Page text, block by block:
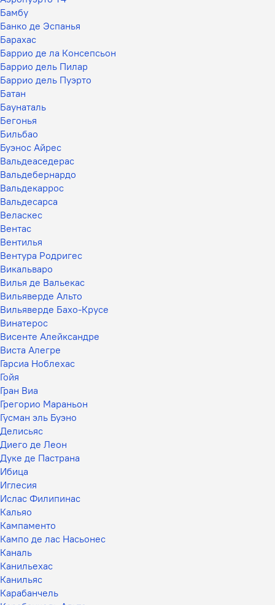
Бамбу
Банко де Эспанья
Барахас
Баррио де ла Консепсьон
Баррио дель Пилар
Баррио дель Пуэрто
Батан
Баунаталь
Бегонья
Бильбао
Буэнос Айрес
Вальдеаседерас
Вальдебернардо
Вальдекаррос
Вальдесарса
Веласкес
Вентас
Вентилья
Вентура Родригес
Викальваро
Вилья де Вальекас
Вильяверде Альто
Вильяверде Бахо-Крусе
Винатерос
Висенте Алейксандре
Виста Алегре
Гарсиа Ноблехас
Гойя
Гран Виа
Грегорио Мараньон
Гусман эль Буэно
Делисьяс
Диего де Леон
Дуке де Пастрана
Ибица
Иглесия
Ислас Филипинас
Кальяо
Кампаменто
Кампо де лас Насьонес
Каналь
Канильехас
Канильяс
Карабанчель